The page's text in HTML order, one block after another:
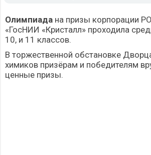
Олимпиада на призы корпорации
«ГосНИИ «Кристалл» проходила
10, и 11 классов.
В торжественной обстановке
химиков призёрам и победителям
ценные призы.